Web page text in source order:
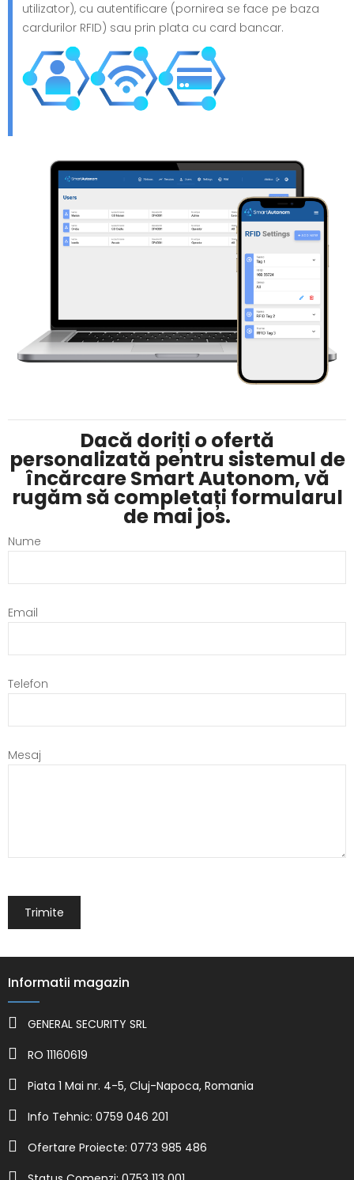
utilizator), cu autentificare (pornirea se face pe baza
cardurilor RFID) sau prin plata cu card bancar.
Dacă doriți o ofertă
personalizată pentru sistemul de
încărcare Smart Autonom, vă
rugăm să completați formularul
de mai jos.
Nume
Email
Telefon
Mesaj
Informatii magazin
GENERAL SECURITY SRL
RO 11160619
Piata 1 Mai nr. 4-5, Cluj-Napoca, Romania
Info Tehnic: 0759 046 201
Ofertare Proiecte: 0773 985 486